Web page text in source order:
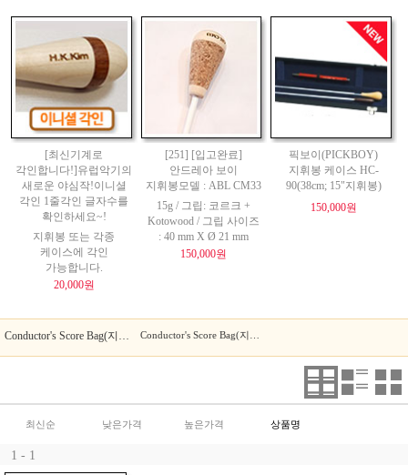
[최신기계로
각인합니다!]유럽악기의
새로운 야심작!이니셜
각인 1줄각인 글자수를
확인하세요~!
지휘봉 또는 각종
케이스에 각인
가능합니다.
20,000원
[251] [입고완료]
안드레아 보이
지휘봉모델 : ABL CM33
15g / 그립: 코르크 +
Kotowood / 그립 사이즈
: 40 mm X Ø 21 mm
150,000원
픽보이(PICKBOY)
지휘봉 케이스 HC-
90(38cm; 15"지휘봉)
150,000원
Deluxe
최신순 낮은가격 높은가격 상품명
1 - 1